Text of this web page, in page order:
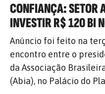
CONFIANÇA: SETOR
INVESTIR R$ 120 BI
Anúncio foi feito na
encontro entre o
da Associação
(Abia), no Palácio do